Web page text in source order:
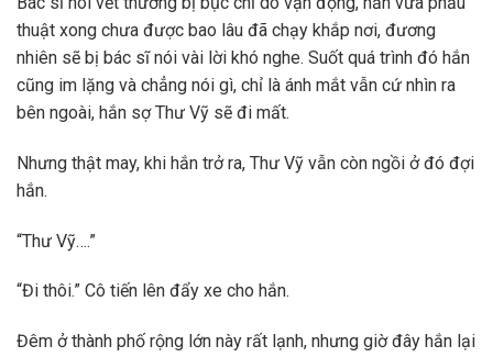
thuật xong chưa được bao lâu đã chạy khắp nơi, đương
nhiên sẽ bị bác sĩ nói vài lời khó nghe. Suốt quá trình đó hắn
cũng im lặng và chẳng nói gì, chỉ là ánh mắt vẫn cứ nhìn ra
bên ngoài, hắn sợ Thư Vỹ sẽ đi mất.
Nhưng thật may, khi hắn trở ra, Thư Vỹ vẫn còn ngồi ở đó đợi
hắn.
“Thư Vỹ….”
“Đi thôi.” Cô tiến lên đẩy xe cho hắn.
Đêm ở thành phố rộng lớn này rất lạnh, nhưng giờ đây hắn lại